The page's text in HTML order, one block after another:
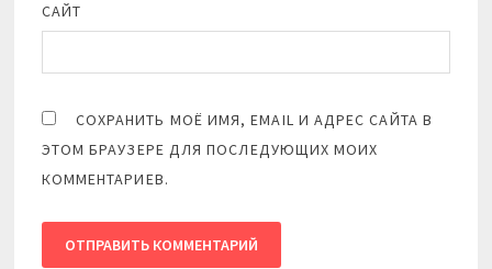
САЙТ
СОХРАНИТЬ МОЁ ИМЯ, EMAIL И АДРЕС САЙТА В
ЭТОМ БРАУЗЕРЕ ДЛЯ ПОСЛЕДУЮЩИХ МОИХ
КОММЕНТАРИЕВ.